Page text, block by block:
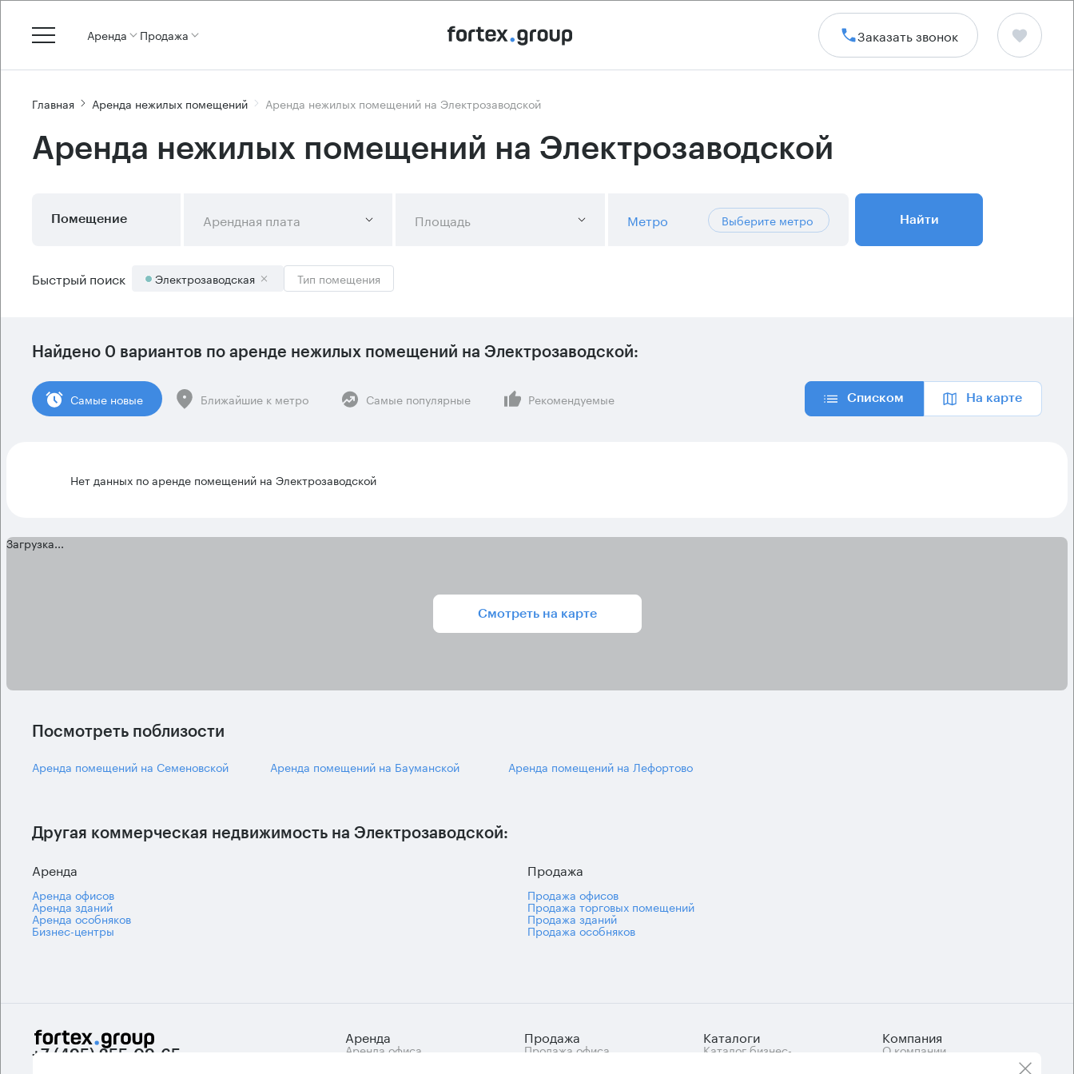
Аренда Продажа Заказать звонок
Главная Аренда нежилых помещений Аренда нежилых помещений на Электрозаводской
Аренда нежилых помещений на Электрозаводской
Помещение Арендная плата Площадь Метро Выберите метро Найти
Быстрый поиск Электрозаводская Тип помещения
Найдено 0 вариантов по аренде нежилых помещений на Электрозаводской:
Cамые новые Ближайшие к метро Самые популярные Рекомендуемые Списком На карте
Нет данных по аренде помещений на Электрозаводской
Загрузка...
Смотреть на карте
Посмотреть поблизости
Аренда помещений на Семеновской Аренда помещений на Бауманской Аренда помещений на Лефортово
Другая коммерческая недвижимость на Электрозаводской:
Аренда
Аренда офисов
Аренда зданий
Аренда особняков
Бизнес-центры
Продажа
Продажа офисов
Продажа торговых помещений
Продажа зданий
Продажа особняков
+7 (495) 255-09-65
Аренда
Аренда офиса
Продажа
Продажа офиса
Каталоги
Каталог бизнес-
Компания
О компании